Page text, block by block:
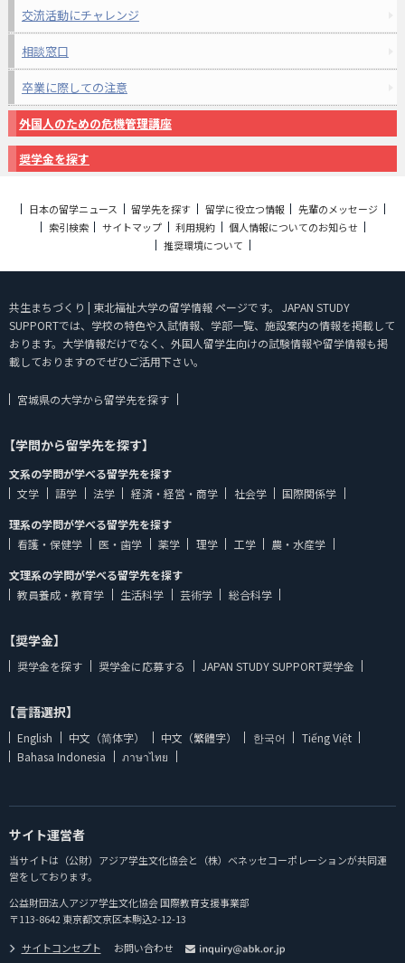
交流活動にチャレンジ
相談窓口
卒業に際しての注意
外国人のための危機管理講座
奨学金を探す
日本の留学ニュース 留学先を探す 留学に役立つ情報
先輩のメッセージ
索引検索
サイトマップ 利用規約
個人情報についてのお知らせ
推奨環境について
共生まちづくり | 東北福祉大学の留学情報 ページです。 JAPAN STUDY
SUPPORTでは、学校の特色や入試情報、学部一覧、施設案内の情報を掲載して
おります。大学情報だけでなく、外国人留学生向けの試験情報や留学情報も掲
載しておりますのでぜひご活用下さい。
宮城県の大学から留学先を探す
【学問から留学先を探す】
文系の学問が学べる留学先を探す
文学
語学 法学 経済・経営・商学 社会学
国際関係学
理系の学問が学べる留学先を探す
看護・保健学
医・歯学 薬学 理学 工学
農・水産学
文理系の学問が学べる留学先を探す
教員養成・教育学
生活科学 芸術学 総合科学
【奨学金】
奨学金を探す 奨学金に応募する JAPAN STUDY SUPPORT奨学金
【言語選択】
English 中文（简体字） 中文（繁體字） 한국어
Tiếng Việt
Bahasa Indonesia
ภาษาไทย
サイト運営者
当サイトは（公財）アジア学生文化協会と（株）ベネッセコーポレーションが共同運
営をしております。
公益財団法人アジア学生文化協会 国際教育支援事業部
〒113-8642 東京都文京区本駒込2-12-13
サイトコンセプト
お問い合わせ